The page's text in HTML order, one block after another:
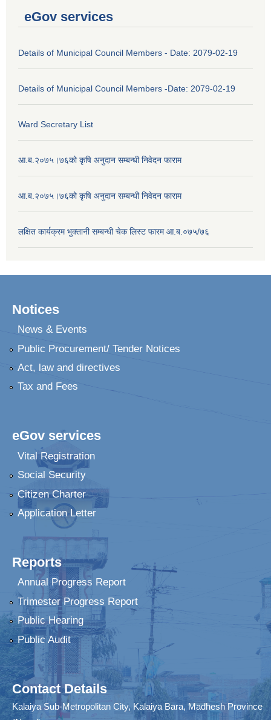
eGov services
Details of Municipal Council Members - Date: 2079-02-19
Details of Municipal Council Members -Date: 2079-02-19
Ward Secretary List
आ.ब.२०७५।७६को कृषि अनुदान सम्बन्धी निवेदन फाराम
आ.ब.२०७५।७६को कृषि अनुदान सम्बन्धी निवेदन फाराम
लक्षित कार्यक्रम भुक्तानी सम्बन्धी चेक लिस्ट फारम आ.ब.०७५/७६
Notices
News & Events
Public Procurement/ Tender Notices
Act, law and directives
Tax and Fees
eGov services
Vital Registration
Social Security
Citizen Charter
Application Letter
Reports
Annual Progress Report
Trimester Progress Report
Public Hearing
Public Audit
Contact Details
Kalaiya Sub-Metropolitan City, Kalaiya Bara, Madhesh Province